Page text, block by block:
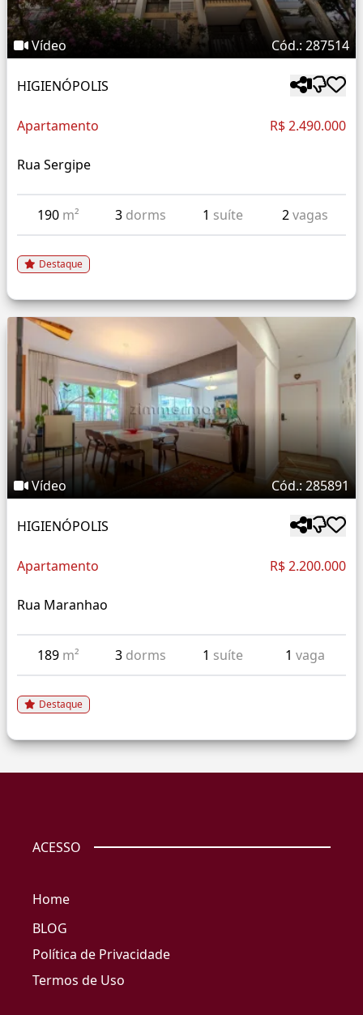
Vídeo Cód.: 287514
HIGIENÓPOLIS
Apartamento R$ 2.490.000
Rua Sergipe
190 m² 3 dorms 1 suíte 2vagas
Destaque
Vídeo Cód.: 285891
HIGIENÓPOLIS
Apartamento R$ 2.200.000
Rua Maranhao
189 m² 3 dorms 1 suíte 1 vaga
Destaque
ACESSO
Home
BLOG
Política de Privacidade
Termos de Uso